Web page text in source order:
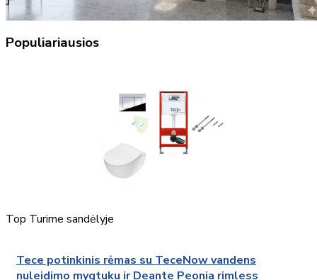
Populiariausios
Top Turime sandėlyje
Tece potinkinis rėmas su TeceNow vandens
nuleidimo mygtuku ir Deante Peonia rimless